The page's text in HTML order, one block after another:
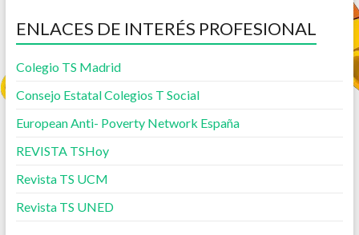
ENLACES DE INTERÉS PROFESIONAL
Colegio TS Madrid
Consejo Estatal Colegios T Social
European Anti- Poverty Network España
REVISTA TSHoy
Revista TS UCM
Revista TS UNED